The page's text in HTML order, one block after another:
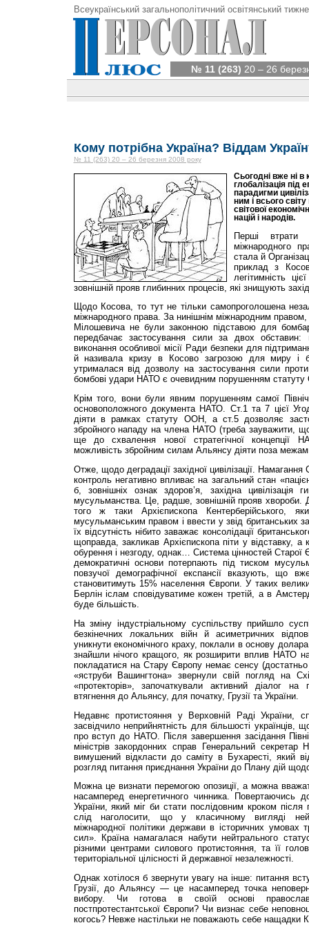
Всеукраїнський загальнополітичний освітянський
№ 11 (263) 20 – 26
Кому потрібна Україна? Віддам
№ 11 (263) 20 – 26 березня 2008 року
Сьогодні вже ні в
глобалізація
парадигми
ним і всього
світової
націй і народів.
Перші
міжнародного
стала й
приклад з
легітимність
зовнішній прояв глибинних процесів, які знищують
Щодо Косова, то тут не тільки самопроголошена
міжнародного права. За нинішнім міжнародним
Мілошевича не були законною підставою для
передбачає застосування сили за двох обставин:
виконання особливої місії Ради безпеки для
й називала кризу в Косово загрозою для миру і
утрималася від дозволу на застосування сили
бомбові удари НАТО є очевидним порушенням
Крім того, вони були явним порушенням самої
основоположного документа НАТО. Ст.1 та 7 цієї
діяти в рамках статуту ООН, а ст.5 дозволяє
збройного нападу на члена НАТО (треба зауважити,
ще до схвалення нової стратегічної концепції
можливість збройним силам Альянсу діяти поза межами
Отже, щодо деградації західної цивілізації.
контроль негативно впливає на загальний стан
б, зовнішніх ознак здоров’я, західна цивілізація
мусульманства. Це, радше, зовнішній прояв хвороби.
того ж таки Архієпископа Кентерберійського,
мусульманським правом і ввести у звід британських
їх відсутність нібито заважає консолідації
щоправда, закликав Архієпископа піти у відставку, а
обурення і незгоду, однак… Система цінностей Старої
демократичні основи потерпають під тиском
повзучої демографічної експансії вказують, що
становитимуть 15% населення Європи. У таких
Берлін іслам сповідуватиме кожен третій, а в
буде більшість.
На зміну індустріальному суспільству прийшло
безкінечних локальних війн й асиметричних
уникнути економічного краху, поклали в основу долара
знайшли нічого кращого, як розширити вплив НАТО
покладатися на Стару Європу немає сенсу (достатньо
«яструби Вашингтона» звернули свій погляд на
«протекторів», започаткували активний діалог на
втягнення до Альянсу, для початку, Грузії та України.
Недавнє протистояння у Верховній Раді України,
засвідчило неприйнятність для більшості українців,
про вступ до НАТО. Після завершення засідання
міністрів закордонних справ Генеральний
вимушений відкласти до саміту в Бухаресті, який
розгляд питання приєднання України до Плану дій
Можна це визнати перемогою опозиції, а можна
насамперед енергетичного чинника. Повертаючись
України, який міг би стати послідовним кроком після
слід наголосити, що у класичному вигляді
міжнародної політики держави в історичних умовах
сил». Країна намагалася набути нейтрального
різними центрами силового протистояння, та її
територіальної цілісності й державної незалежності.
Однак хотілося б звернути увагу на інше: питання
Грузії, до Альянсу — це насамперед точка
вибору. Чи готова в своїй основі
постпротестантської Європи? Чи визнає себе
когось? Невже настільки не поважають себе нащадки